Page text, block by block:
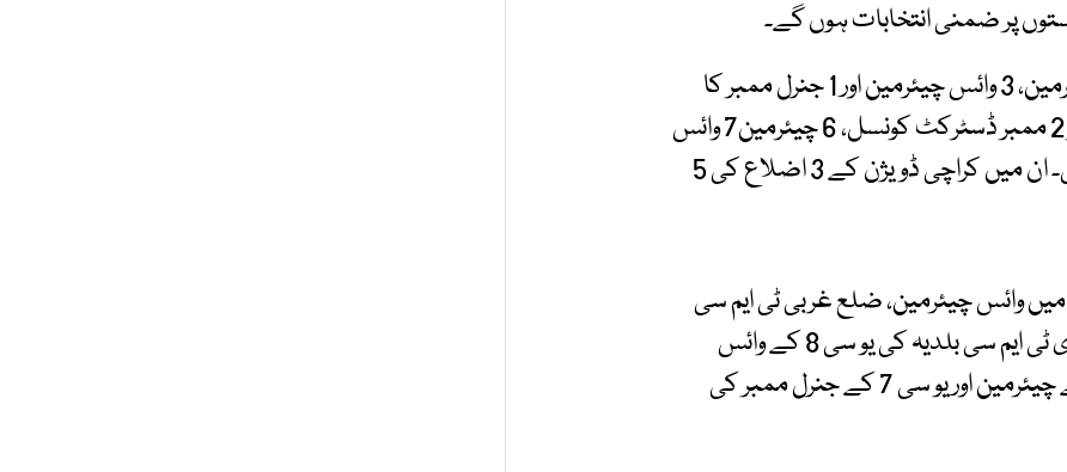
کراچی میں ضلع شرقی، غربی اور کیماڑی میں 1 چیئرمین، 3 وائس چیئرمین اور 1 جنرل ممبر کا
انتخاب ہوگا۔ ضمنی انتخابات میں مجموعی طور پر 2 ممبر ڈسٹرکٹ کونسل، 6 چیئرمین7 وائس
چیئرمین اور 13 جنرل،وارڈ ممبر کے لیے پولنگ ہوگی۔ ان میں کراچی ڈویژن کے 3 اضلاع کی 5
ضلع شرقی میں ٹی ایم سی سہراب گوٹھ کی یوسی 8 میں وائس چیئرمین، ضلع غربی ٹی ایم سی
منگھو پیر یو سی 10 کے وائس چیئرمین، ضلع کیماڑی ٹی ایم سی بلدیہ کی یو سی 8 کے وائس
چیئرمین جبکہ ٹی ایم سی اورنگی کی یو سی نمبر 1 کے چیئرمین اور یو سی 7 کے جنرل ممبر کی